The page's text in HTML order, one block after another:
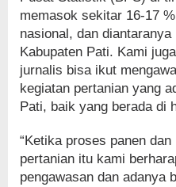
memasok sekitar 16-17
nasional, dan
Kabupaten Pati. Kami
jurnalis bisa ikut
kegiatan pertanian yang
Pati, baik yang berada di
“Ketika proses panen
pertanian itu kami
pengawasan dan adanya